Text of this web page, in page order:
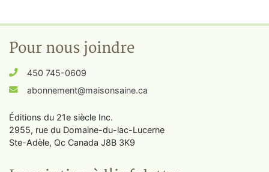
Pour nous joindre
450 745-0609
abonnement@maisonsaine.ca
Éditions du 21e siècle Inc.
2955, rue du Domaine-du-lac-Lucerne
Ste-Adèle, Qc Canada J8B 3K9